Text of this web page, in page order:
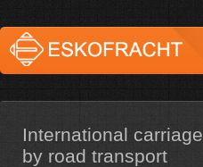
International carriage
by road transport
Международные
грузоперевозки
Międzynarodowy
przewóz transportem